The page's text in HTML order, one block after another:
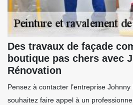
Des travaux de façade
boutique pas chers avec
Rénovation
Pensez à contacter l’entreprise
souhaitez faire appel à un